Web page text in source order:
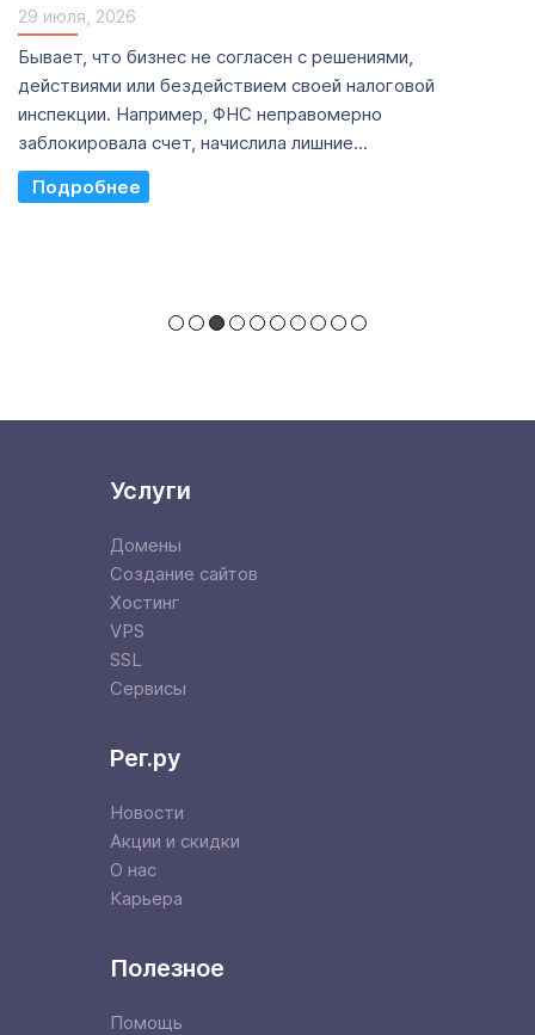
29 июля, 2026
Бывает, что бизнес не согласен с решениями,
действиями или бездействием своей налоговой
инспекции. Например, ФНС неправомерно
заблокировала счет, начислила лишние...
Read More
Услуги
Домены
Создание сайтов
Хостинг
VPS
SSL
Сервисы
Рег.ру
Новости
Акции и скидки
О нас
Карьера
Полезное
Помощь